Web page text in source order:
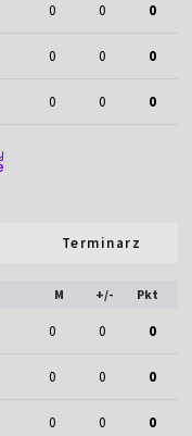
0 0 0
0 0 0
0 0 0
Terminarz
M +/- Pkt
0 0 0
0 0 0
0 0 0